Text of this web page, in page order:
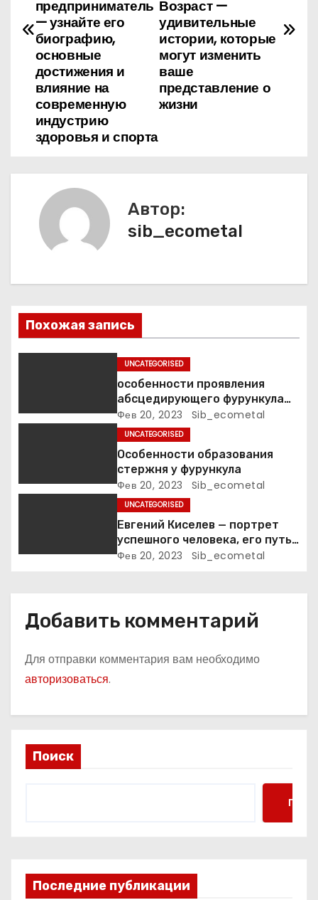
и
я
а
п
и
я
Возраст —
удивительные
истории, которые
могут изменить
ваше
представление о
жизни
предприниматель
— узнайте его
биографию,
основные
достижения и
влияние на
современную
индустрию
здоровья и спорта
Автор:
sib_ecometal
Похожая запись
UNCATEGORISED
особенности проявления
абсцедирующего фурункула
код по МКБ-10
Фев 20, 2023 Sib_ecometal
UNCATEGORISED
Особенности образования
стержня у фурункула
Фев 20, 2023 Sib_ecometal
UNCATEGORISED
Евгений Киселев — портрет
успешного человека, его путь
к славе и личное счастье
Фев 20, 2023 Sib_ecometal
Добавить комментарий
Для отправки комментария вам необходимо
авторизоваться.
Поиск
Поиск
Последние публикации